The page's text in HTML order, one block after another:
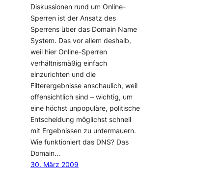
Diskussionen rund um Online-
Sperren ist der Ansatz des
Sperrens über das Domain Name
System. Das vor allem deshalb,
weil hier Online-Sperren
verhältnismäßig einfach
einzurichten und die
Filterergebnisse anschaulich, weil
offensichtlich sind – wichtig, um
eine höchst unpopuläre, politische
Entscheidung möglichst schnell
mit Ergebnissen zu untermauern.
Wie funktioniert das DNS? Das
Domain…
30. März 2009